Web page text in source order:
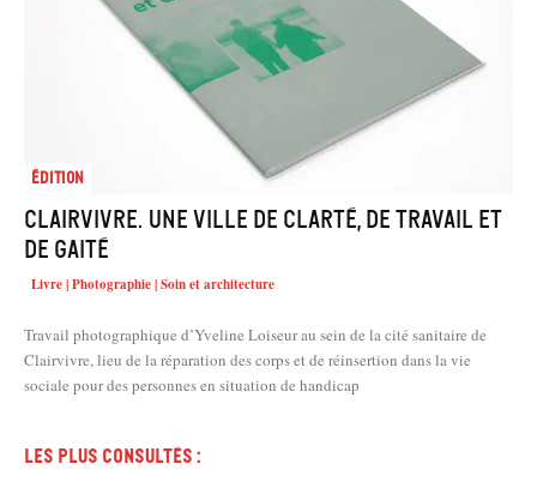
Édition
Clairvivre. Une ville de clarté, de travail et
de gaité
Livre | Photographie | Soin et architecture
Travail photographique d’Yveline Loiseur au sein de la cité sanitaire de
Clairvivre, lieu de la réparation des corps et de réinsertion dans la vie
sociale pour des personnes en situation de handicap
Les plus consultés :